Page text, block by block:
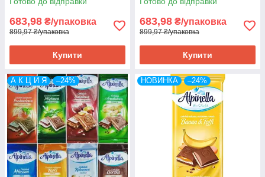
683,98 ₴/упаковка
899,97 ₴/упаковка
Купити
683,98 ₴/упаковка
899,97 ₴/упаковка
Купити
А К Ц И Я –24% НОВИНКА –24%